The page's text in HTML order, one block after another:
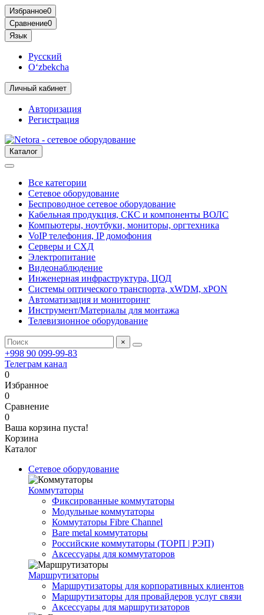
Избранное0
Сравнение0
Язык
Русский
O‘zbekcha
Личный кабинет
Авторизация
Регистрация
Каталог
Все категории
Сетевое оборудование
Беспроводное сетевое оборудование
Кабельная продукция, СКС и компоненты ВОЛС
Компьютеры, ноутбуки, мониторы, оргтехника
VoIP телефония, IP домофония
Серверы и СХД
Электропитание
Видеонаблюдение
Инженерная инфраструктура, ЦОД
Системы оптического транспорта, xWDM, xPON
Автоматизация и мониторинг
Инструмент/Материалы для монтажа
Телевизионное оборудование
×
+998 90 099-99-83
Телеграм канал
0
Избранное
0
Сравнение
0
Ваша корзина пуста!
Корзина
Каталог
Сетевое оборудование
Коммутаторы
Фиксированные коммутаторы
Модульные коммутаторы
Коммутаторы Fibre Channel
Bare metal коммутаторы
Российские коммутаторы (ТОРП | РЭП)
Аксессуары для коммутаторов
Маршрутизаторы
Маршрутизаторы для корпоративных клиентов
Маршрутизаторы для провайдеров услуг связи
Аксессуары для маршрутизаторов